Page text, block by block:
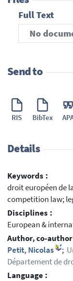
Full Text
No
Send to
RIS BibTex
Details
Keywords :
droit européen de
competition law;
Disciplines :
European &
Author, co-
Petit, Nicolas
;
Département de
Language :